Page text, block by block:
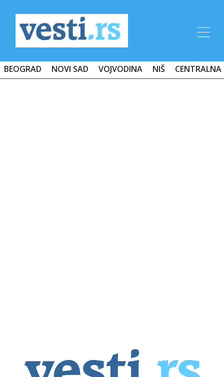
BEOGRAD NOVI SAD VOJVODINA NIŠ CENTRALNA